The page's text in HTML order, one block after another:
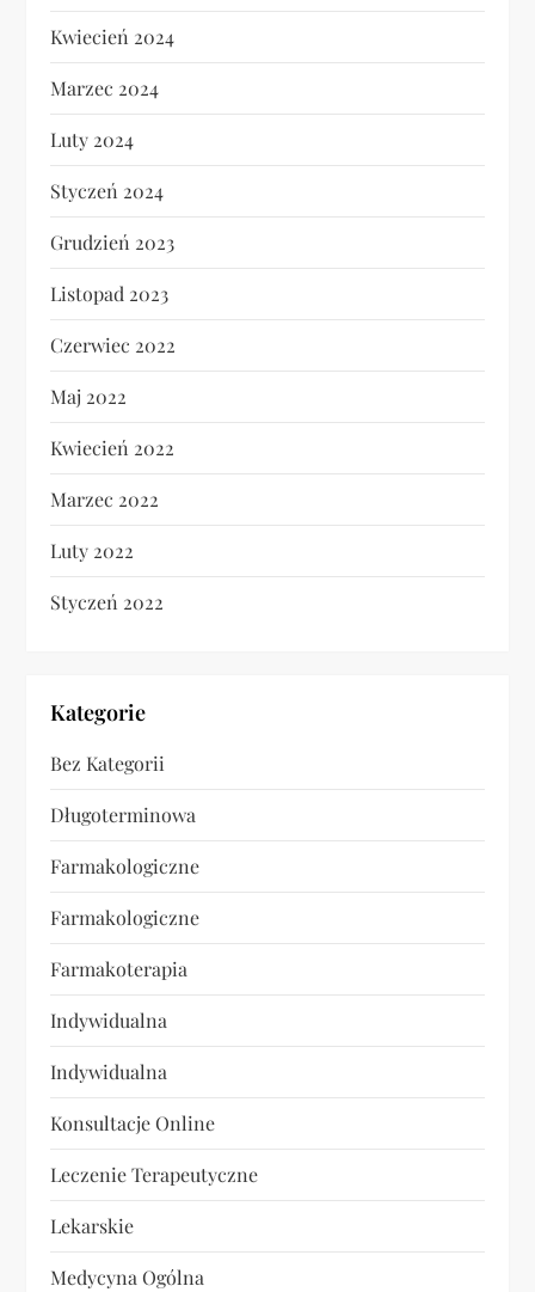
Kwiecień 2024
Marzec 2024
Luty 2024
Styczeń 2024
Grudzień 2023
Listopad 2023
Czerwiec 2022
Maj 2022
Kwiecień 2022
Marzec 2022
Luty 2022
Styczeń 2022
Kategorie
Bez Kategorii
Długoterminowa
Farmakologiczne
Farmakologiczne
Farmakoterapia
Indywidualna
Indywidualna
Konsultacje Online
Leczenie Terapeutyczne
Lekarskie
Medycyna Ogólna